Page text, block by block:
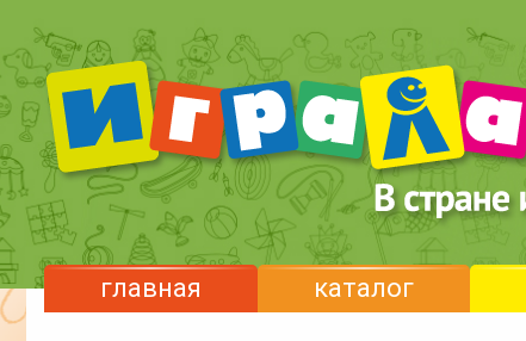
главная каталог